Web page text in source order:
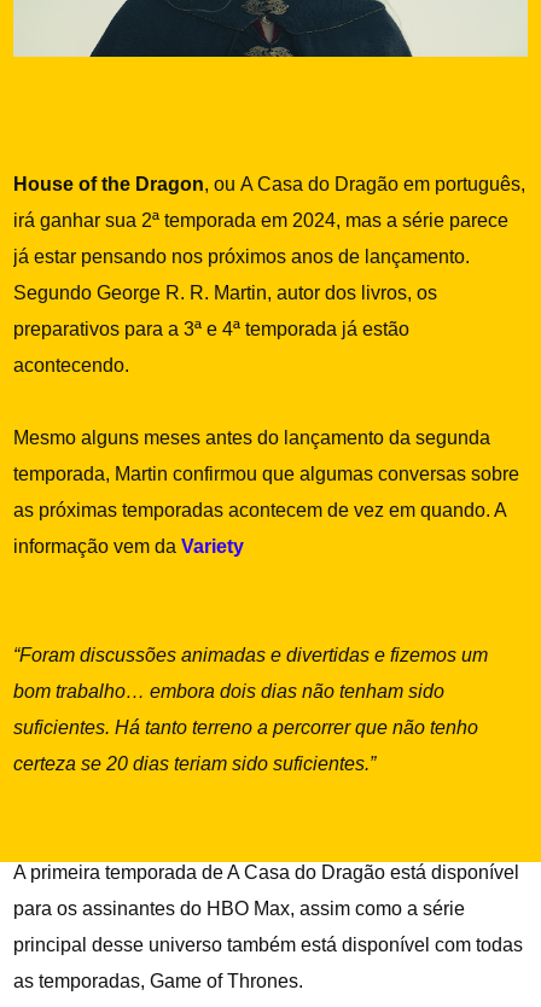
House of the Dragon, ou A Casa do Dragão em português,
irá ganhar sua 2ª temporada em 2024, mas a série parece
já estar pensando nos próximos anos de lançamento.
Segundo George R. R. Martin, autor dos livros, os
preparativos para a 3ª e 4ª temporada já estão
acontecendo.
Mesmo alguns meses antes do lançamento da segunda
temporada, Martin confirmou que algumas conversas sobre
as próximas temporadas acontecem de vez em quando. A
informação vem daVariety
“Foram discussões animadas e divertidas e fizemos um
bom trabalho… embora dois dias não tenham sido
suficientes. Há tanto terreno a percorrer que não tenho
certeza se 20 dias teriam sido suficientes.”
A primeira temporada de A Casa do Dragão está disponível
para os assinantes do HBO Max, assim como a série
principal desse universo também está disponível com todas
as temporadas, Game of Thrones.